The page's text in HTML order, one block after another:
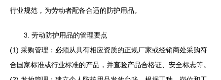
行业规范，为劳动者配备合适的防护用品。
3. 劳动防护用品的管理要点
(1) 采购管理：必须从具有相应资质的正规厂家或经销商处采购符
合国家标准或行业标准的产品，并查验产品合格证、安全标志等。